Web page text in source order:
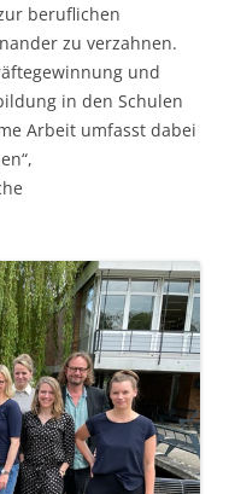
beruflichen
zu verzahnen.
und
in den Schulen
Arbeit umfasst dabei